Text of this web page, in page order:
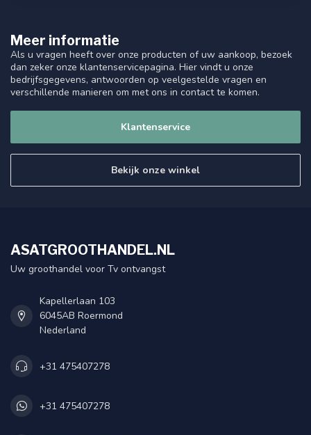
Meer informatie
Als u vragen heeft over onze producten of uw aankoop, bezoek
dan zeker onze klantenservicepagina. Hier vindt u onze
bedrijfsgegevens, antwoorden op veelgestelde vragen en
verschillende manieren om met ons in contact te komen.
Klantenservice
Bekijk onze winkel
ASATGROOTHANDEL.NL
Uw groothandel voor Tv ontvangst
Kapellerlaan 103
6045AB Roermond
Nederland
+31 475407278
+31 475407278